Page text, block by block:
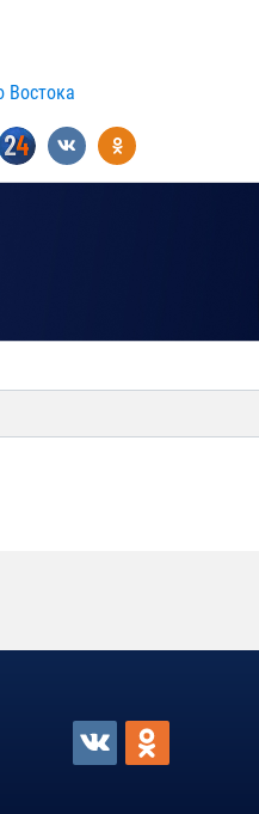
Востока